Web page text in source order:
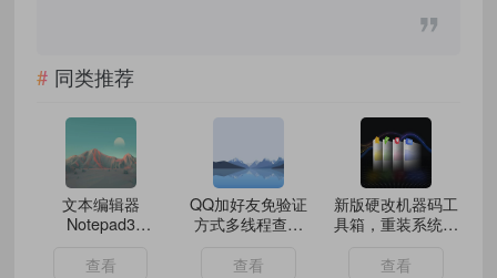
同类推荐
文本编辑器
Notepad3
版
查看
QQ加好友免验证
方式多线程查询
查看
新版硬改机器码工
具箱，重装系统不
列号
查看